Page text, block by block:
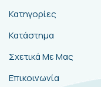
Κατηγορίες
Κατάστημα
Σχετικά Με Μας
Επικοινωνία